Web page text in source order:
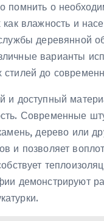
помнить о
как влажность и
деревянной
варианты
стилей до
и доступный
Современные
дерево или
и позволяет
демонстрируют